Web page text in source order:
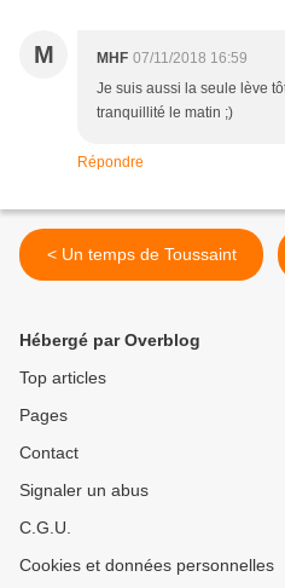
M MHF 07/11/2018 16:59
Je suis aussi la seule lève
tranquillité le matin ;)
Répondre
< Un temps de Toussaint
Hébergé par Overblog
Top articles
Pages
Contact
Signaler un abus
C.G.U.
Cookies et données personnelles